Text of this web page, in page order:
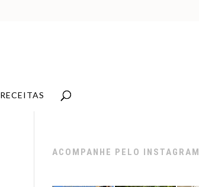
RECEITAS
ACOMPANHE PELO INSTAGRAM